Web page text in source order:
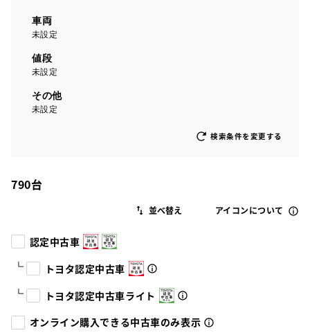
車両
未設定
値段
未設定
その他
未設定
検索条件を変更する
790台
アイコンについて
認定中古車
トヨタ認定中古車
トヨタ認定中古車ライト
オンライン購入できる中古車のみ表示